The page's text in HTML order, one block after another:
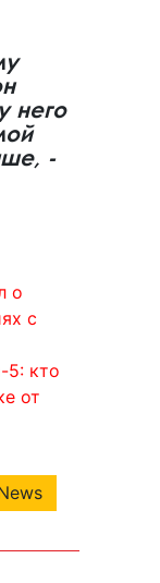
него
-
о
с
5: кто
от